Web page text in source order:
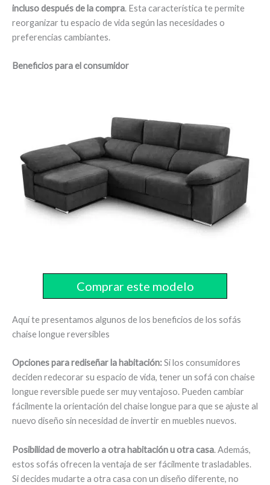
incluso después de la compra. Esta característica te permite
reorganizar tu espacio de vida según las necesidades o
preferencias cambiantes.
Beneficios para el consumidor
Comprar este modelo
Aquí te presentamos algunos de los beneficios de los sofás
chaise longue reversibles
Opciones para rediseñar la habitación:Si los consumidores
deciden redecorar su espacio de vida, tener un sofá con chaise
longue reversible puede ser muy ventajoso. Pueden cambiar
fácilmente la orientación del chaise longue para que se ajuste al
nuevo diseño sin necesidad de invertir en muebles nuevos.
Posibilidad de moverlo a otra habitación u otra casa. Además,
estos sofás ofrecen la ventaja de ser fácilmente trasladables.
Si decides mudarte a otra casa con un diseño diferente, no